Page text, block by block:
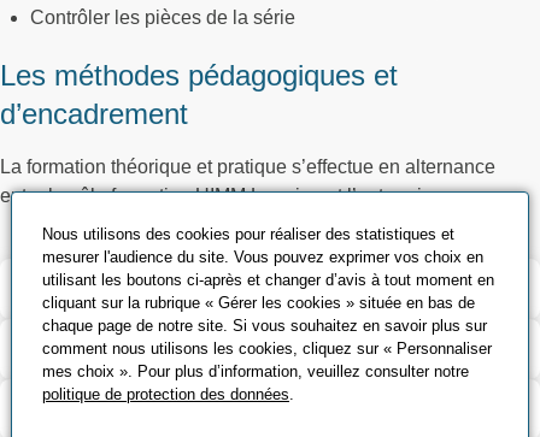
Contrôler les pièces de la série
Les méthodes pédagogiques et
d’encadrement
La formation théorique et pratique s’effectue en alternance
entre le pôle formation UIMM Lorraine et l’entreprise.
Validation et certification
Contenu de la formation
Modalités d’évaluation
Nous utilisons des cookies pour réaliser des statistiques et
mesurer l'audience du site. Vous pouvez exprimer vos choix en
utilisant les boutons ci-après et changer d’avis à tout moment en
cliquant sur la rubrique « Gérer les cookies » située en bas de
chaque page de notre site. Si vous souhaitez en savoir plus sur
comment nous utilisons les cookies, cliquez sur « Personnaliser
mes choix ». Pour plus d’information, veuillez consulter notre
politique de protection des données.